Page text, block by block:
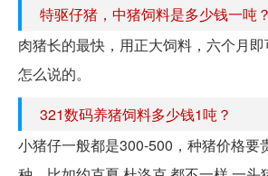
特驱仔猪，中猪饲料是多少钱一吨？
肉猪长的最快，用正大饲料，六个月
怎么说的。
321数码养猪饲料多少钱1吨？
小猪仔一般都是300-500，种猪价格要